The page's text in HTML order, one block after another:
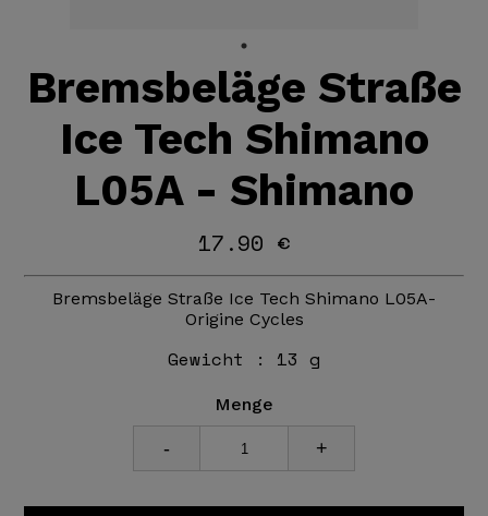
Bremsbeläge Straße
Ice Tech Shimano
L05A - Shimano
17.90 €
Bremsbeläge Straße Ice Tech Shimano L05A-
Origine Cycles
Gewicht : 13 g
Menge
- +